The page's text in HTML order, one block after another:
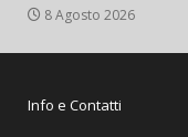
8 Agosto 2026
Info e Contatti